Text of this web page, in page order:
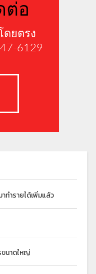
ต่อ
ดยตรง
6129
ทำรายได้เพิ่มแล้ว
ขนาดใหญ่